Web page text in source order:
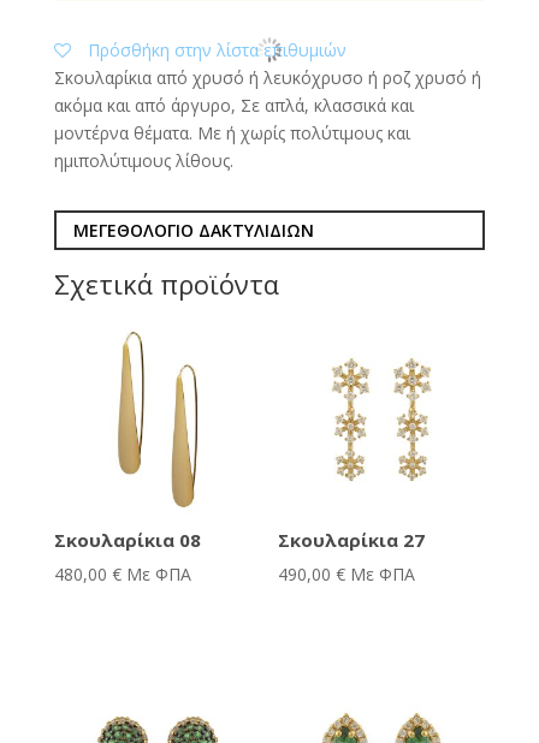
Πρόσθήκη στην λίστα επιθυμιών
Σκουλαρίκια από χρυσό ή λευκόχρυσο ή ροζ χρυσό ή
ακόμα και από άργυρο, Σε απλά, κλασσικά και
μοντέρνα θέματα. Με ή χωρίς πολύτιμους και
ημιπολύτιμους λίθους.
ΜΕΓΕΘΟΛΟΓΙΟ ΔΑΚΤΥΛΙΔΙΩΝ
Σχετικά προϊόντα
Σκουλαρίκια 08
480,00 € Με ΦΠΑ
Σκουλαρίκια 27
490,00€ Με ΦΠΑ